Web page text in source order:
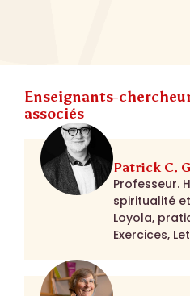
Enseignants-
associés
Patrick C.
Professeur.
spiritualité
Loyola,
Exercices,